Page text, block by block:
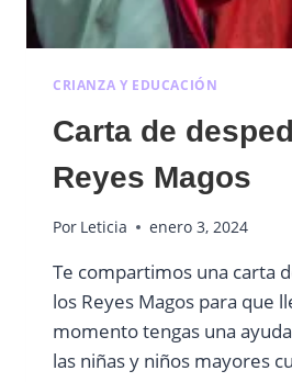
CRIANZA Y EDUCACIÓN
Carta de
Reyes Magos
Por Leticia enero 3, 2024
Te compartimos una carta
los Reyes Magos para que
momento tengas una
las niñas y niños mayores